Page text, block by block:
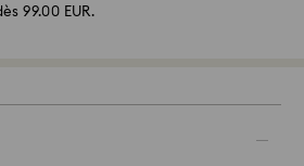
99.00 EUR.
et expédiées le jour